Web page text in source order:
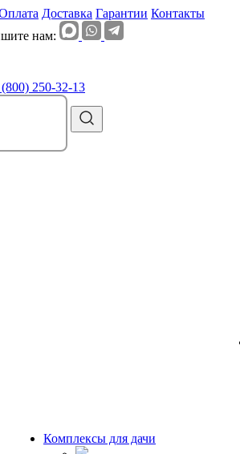
Доставка Гарантии Контакты
нам:
250-32-13
Комплексы для дачи